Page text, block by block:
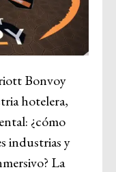
Bonvoy
hotelera,
¿cómo
industrias y
La